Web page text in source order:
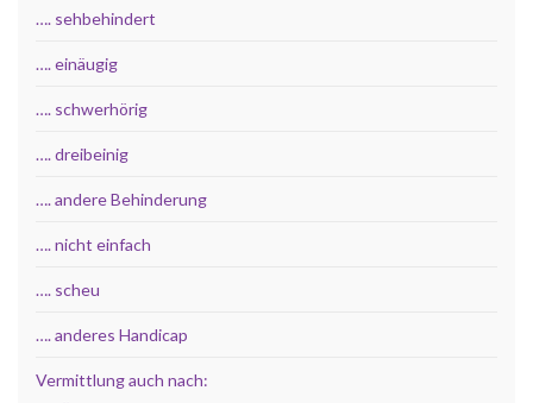
…. sehbehindert
…. einäugig
…. schwerhörig
…. dreibeinig
…. andere Behinderung
…. nicht einfach
…. scheu
…. anderes Handicap
Vermittlung auch nach: